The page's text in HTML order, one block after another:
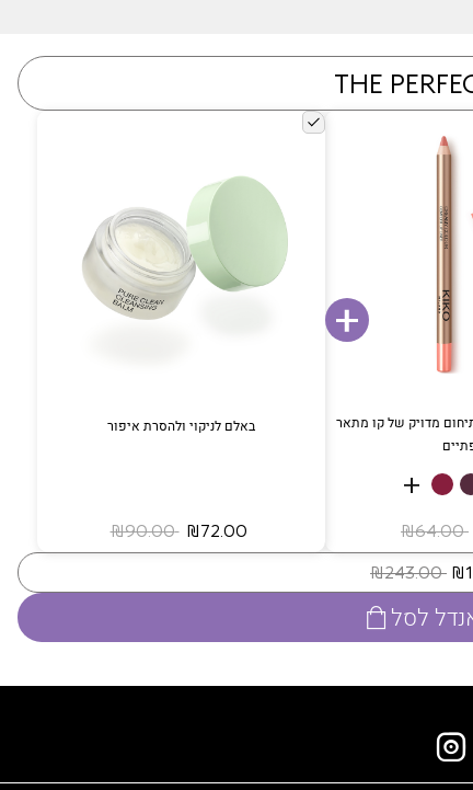
מדויק של קו מתאר
+
‏ ₪64.00
באלם לניקוי ולהסרת איפור
‏ ₪90.00
THE
‏ ₪243.00
לסל